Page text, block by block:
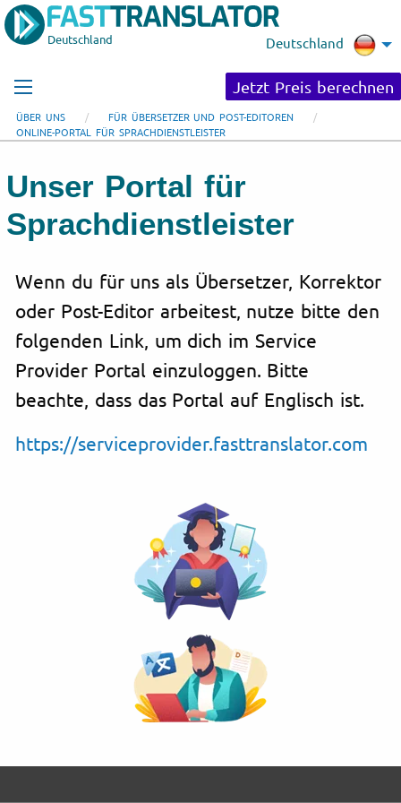
Deutschland Deutschland
Jetzt Preis berechnen
ÜBER UNS
FÜR ÜBERSETZER UND POST-EDITOREN
ONLINE-PORTAL FÜR SPRACHDIENSTLEISTER
Unser Portal für
Sprachdienstleister
Wenn du für uns als Übersetzer, Korrektor
oder Post-Editor arbeitest, nutze bitte den
folgenden Link, um dich im Service
Provider Portal einzuloggen. Bitte
beachte, dass das Portal auf Englisch ist.
https://serviceprovider.fasttranslator.com